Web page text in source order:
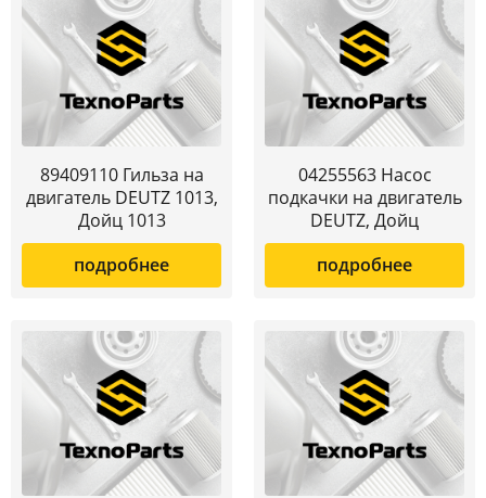
89409110 Гильза на
двигатель DEUTZ 1013,
Дойц 1013
подробнее
04255563 Насос
подкачки на двигатель
DEUTZ, Дойц
подробнее